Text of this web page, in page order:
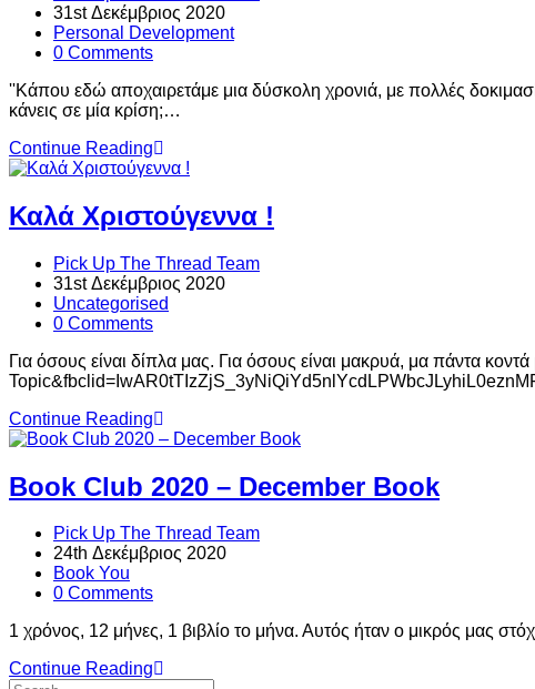
31st Δεκέμβριος 2020
Personal Development
0 Comments
''Κάπου εδώ αποχαιρετάμε μια δύσκολη χρονιά, με πολλές
κάνεις σε μία κρίση;…
Continue Reading
Καλά Χριστούγεννα !
Pick Up The Thread Team
31st Δεκέμβριος 2020
Uncategorised
0 Comments
Για όσους είναι δίπλα μας. Για όσους είναι μακρυά, μα πάντα
Continue Reading
Book Club 2020 – December Book
Pick Up The Thread Team
24th Δεκέμβριος 2020
Book You
0 Comments
1 χρόνος, 12 μήνες, 1 βιβλίο το μήνα. Αυτός ήταν ο μικρός μας
Continue Reading